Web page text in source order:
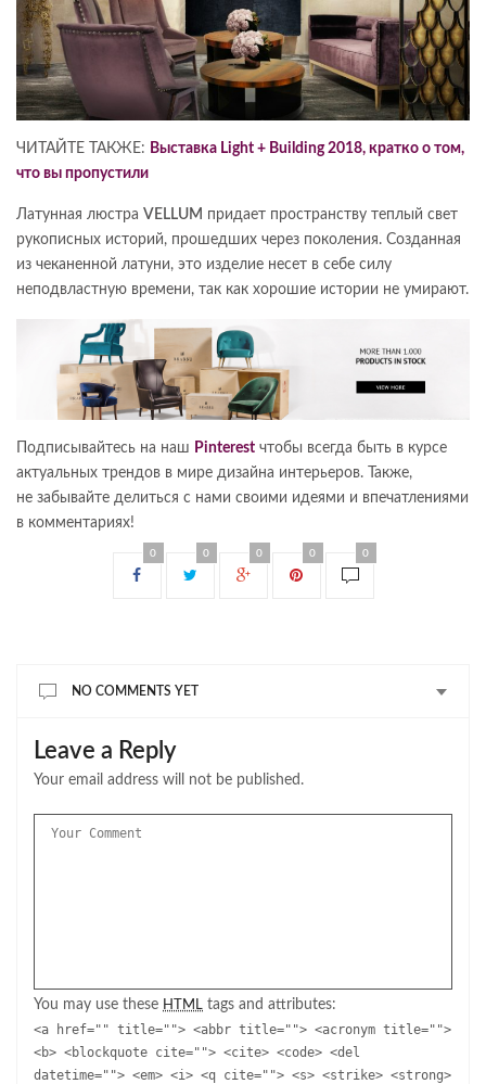
ЧИТАЙТЕ ТАКЖЕ: Выставка Light + Building 2018, кратко о том,
что вы пропустили
Латунная люстра VELLUM придает пространству теплый свет
рукописных историй, прошедших через поколения. Созданная
из чеканенной латуни, это изделие несет в себе силу
неподвластную времени, так как хорошие истории не умирают.
Подписывайтесь на наш Pinterest чтобы всегда быть в курсе
актуальных трендов в мире дизайна интерьеров. Также,
не забывайте делиться с нами своими идеями и впечатлениями
в комментариях!
0 0 0 0 0
NO COMMENTS YET
Leave a Reply
Your email address will not be published.
You may use these HTML tags and attributes:
<a href="" title=""> <abbr title=""> <acronym title="">
<b> <blockquote cite=""> <cite> <code> <del
datetime=""> <em> <i> <q cite=""> <s> <strike> <strong>